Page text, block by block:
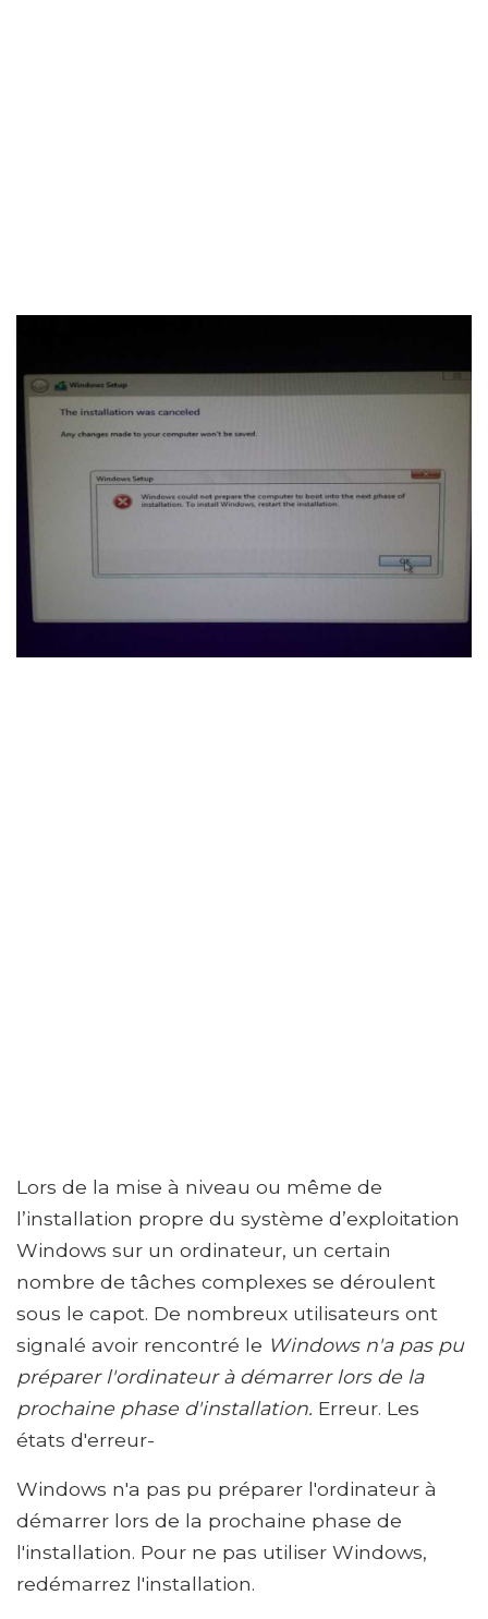
Lors de la mise à niveau ou même de
l’installation propre du système d’exploitation
Windows sur un ordinateur, un certain
nombre de tâches complexes se déroulent
sous le capot. De nombreux utilisateurs ont
signalé avoir rencontré le Windows n'a pas pu
préparer l'ordinateur à démarrer lors de la
prochaine phase d'installation. Erreur. Les
états d'erreur-
Windows n'a pas pu préparer l'ordinateur à
démarrer lors de la prochaine phase de
l'installation. Pour ne pas utiliser Windows,
redémarrez l'installation.